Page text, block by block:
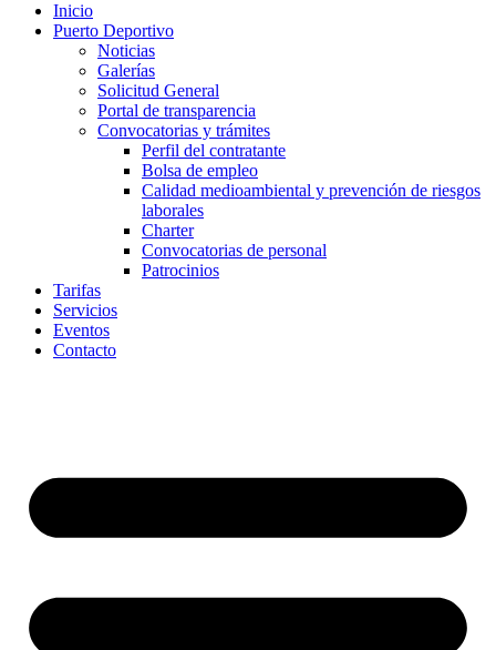
Inicio
Puerto Deportivo
Noticias
Galerías
Solicitud General
Portal de transparencia
Convocatorias y trámites
Perfil del contratante
Bolsa de empleo
Calidad medioambiental y prevención de riesgos
laborales
Charter
Convocatorias de personal
Patrocinios
Tarifas
Servicios
Eventos
Contacto